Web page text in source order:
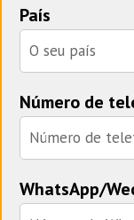
País
Número de
WhatsApp/